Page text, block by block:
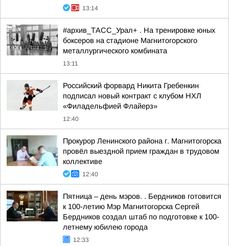
13:14
#архив_ТАСС_Урал+ . На тренировке юных
боксеров на стадионе Магнитогорского
металлургического комбината
13:11
Российский форвард Никита Гребенкин
подписал новый контракт с клубом НХЛ
«Филадельфией Флайерз»
12:40
Прокурор Ленинского района г. Магнитогорска
провёл выездной прием граждан в трудовом
коллективе
12:40
Пятница – день мэров. . Бердников готовится
к 100-летию Мэр Магнитогорска Сергей
Бердников создал штаб по подготовке к 100-
летнему юбилею города
12:33